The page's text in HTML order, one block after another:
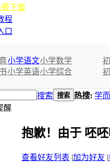
下载
程
口
小学语文小学数学
小学英语小学综合
搜索 搜索 热搜: 学
醒
抱歉！由于 呸
查看好友列表 |加为好友 |